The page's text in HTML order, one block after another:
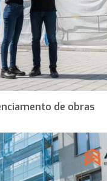
de obras